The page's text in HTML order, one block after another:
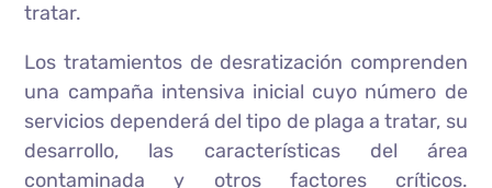
tratar.
Los tratamientos de desratización comprenden
una campaña intensiva inicial cuyo número de
servicios dependerá del tipo de plaga a tratar, su
desarrollo, las características del área
contaminada y otros factores críticos.